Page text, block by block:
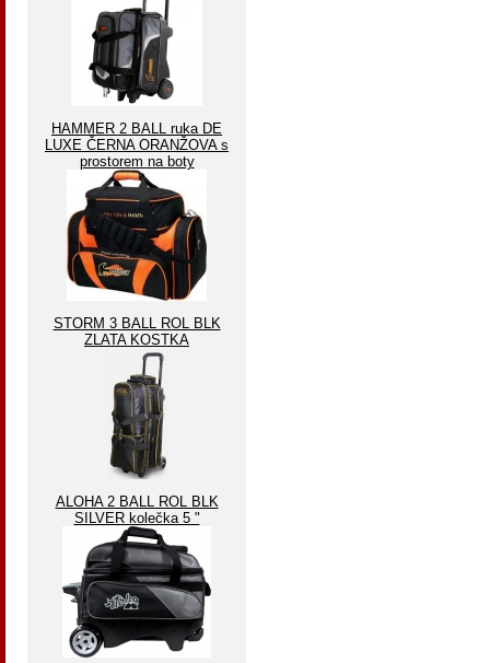
HAMMER 2 BALL ruka DE
LUXE ČERNA ORANŽOVA s
prostorem na boty
STORM 3 BALL ROL BLK
ZLATA KOSTKA
ALOHA 2 BALL ROL BLK
SILVER kolečka 5 "